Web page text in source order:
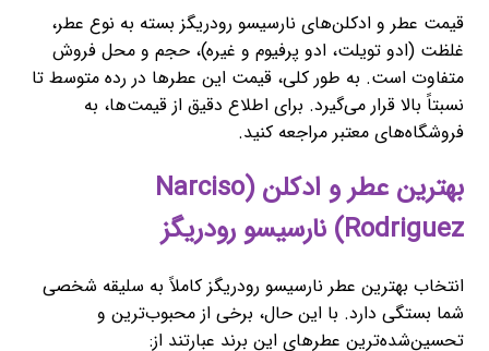
قیمت عطر و ادکلن‌های نارسیسو رودریگز بسته به نوع عطر،
غلظت (ادو تویلت، ادو پرفیوم و غیره)، حجم و محل فروش
متفاوت است. به طور کلی، قیمت این عطرها در رده متوسط تا
نسبتاً بالا قرار می‌گیرد. برای اطلاع دقیق از قیمت‌ها، به
فروشگاه‌های معتبر مراجعه کنید.
بهترین عطر و ادکلن (Narciso
Rodriguez) نارسیسو رودریگز
انتخاب بهترین عطر نارسیسو رودریگز کاملاً به سلیقه شخصی
شما بستگی دارد. با این حال، برخی از محبوب‌ترین و
تحسین‌شده‌ترین عطرهای این برند عبارتند از: